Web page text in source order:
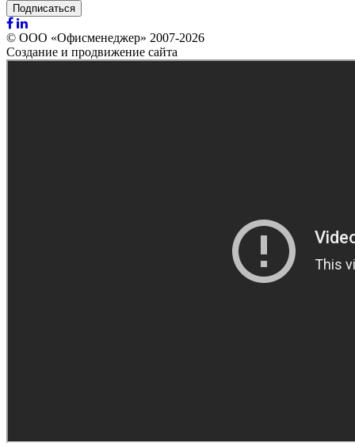
Подписаться
© ООО «Офисменеджер» 2007-2026
Создание и продвижение сайта